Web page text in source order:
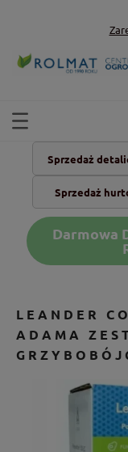
Sprzedaż
Sprzedaż
Darmowa
LEANDER
ADAMA